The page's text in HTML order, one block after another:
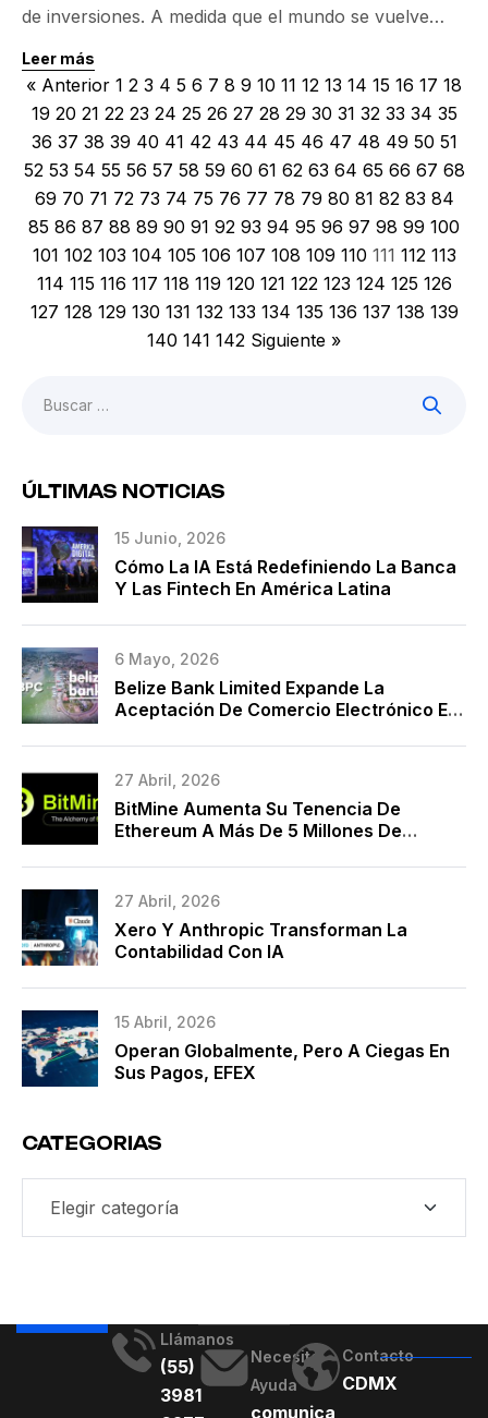
de inversiones. A medida que el mundo se vuelve
monitorear los riesgos ESG (ambientales, sociales y
Leer más
« Anterior 1 2 3 4 5 6 7 8 9 10 11 12 13 14 15 16 17 18
19 20 21 22 23 24 25 26 27 28 29 30 31 32 33 34 35
36 37 38 39 40 41 42 43 44 45 46 47 48 49 50 51
52 53 54 55 56 57 58 59 60 61 62 63 64 65 66 67 68
69 70 71 72 73 74 75 76 77 78 79 80 81 82 83 84
85 86 87 88 89 90 91 92 93 94 95 96 97 98 99 100
101 102 103 104 105 106 107 108 109 110 111 112 113
114 115 116 117 118 119 120 121 122 123 124 125 126
127 128 129 130 131 132 133 134 135 136 137 138 139
140 141 142 Siguiente »
ÚLTIMAS NOTICIAS
15 Junio, 2026
Cómo La IA Está Redefiniendo La Banca
Y Las Fintech En América Latina
6 Mayo, 2026
Belize Bank Limited Expande La
Aceptación De Comercio Electrónico En
De Modernización De Pagos
27 Abril, 2026
BitMine Aumenta Su Tenencia De
Ethereum A Más De 5 Millones De
27 Abril, 2026
Xero Y Anthropic Transforman La
Contabilidad Con IA
15 Abril, 2026
Operan Globalmente, Pero A Ciegas En
Sus Pagos, EFEX
CATEGORIAS
Llámanos
(55)
3981
Necesito
Ayuda
comunica
Contacto
CDMX